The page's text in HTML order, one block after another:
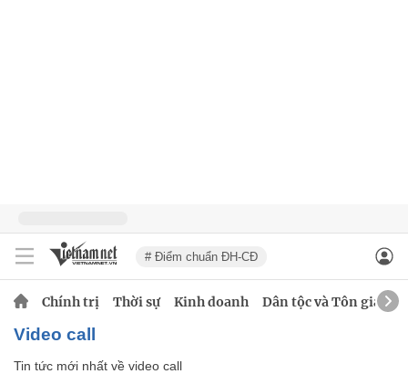
# Điểm chuẩn ĐH-CĐ
Chính trị Thời sự Kinh doanh Dân tộc và Tôn giáo
video call
Tin tức mới nhất về video call